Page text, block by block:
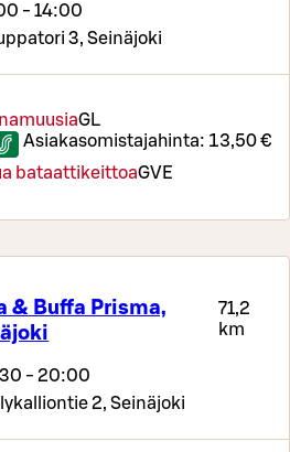
- 14:00
3, Seinäjoki
GL
Asiakasomistajahinta: 13,50 €
bataattikeittoaGVE
& Buffa Prisma,
71,2
km
- 20:00
2, Seinäjoki